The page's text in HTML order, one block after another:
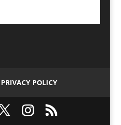
PRIVACY POLICY